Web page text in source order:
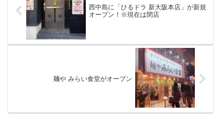
西中島に「ひるドラ 新大阪本店」が新規
オープン！※現在は閉店
麺や みらい食堂がオープン